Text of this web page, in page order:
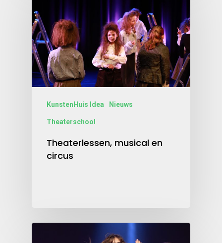
KunstenHuis Idea Nieuws
Theaterschool
Theaterlessen, musical en
circus